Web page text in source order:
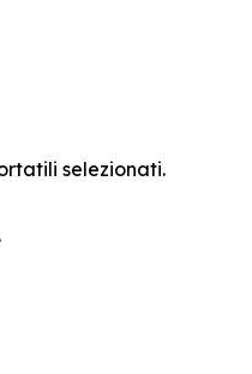
selezionati.